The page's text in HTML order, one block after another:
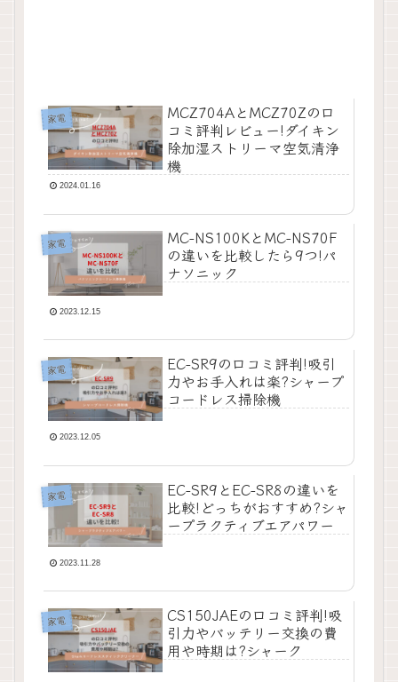
家電
MCZ704AとMCZ70Zの口
コミ評判レビュー!ダイキン
除加湿ストリーマ空気清浄
機
2024.01.16
家電
MC-NS100KとMC-NS70F
の違いを比較したら9つ!パ
ナソニック
2023.12.15
家電
EC-SR9の口コミ評判!吸引
力やお手入れは楽?シャープ
コードレス掃除機
2023.12.05
家電
EC-SR9とEC-SR8の違いを
比較!どっちがおすすめ?シャ
ープラクティブエアパワー
2023.11.28
家電
CS150JAEの口コミ評判!吸
引力やバッテリー交換の費
用や時期は?シャーク